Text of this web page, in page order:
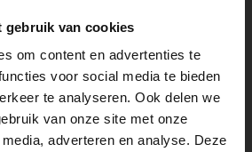
gebruik van cookies
om content en advertenties te
voor social media te bieden
te analyseren. Ook delen we
van onze site met onze
adverteren en analyse. Deze